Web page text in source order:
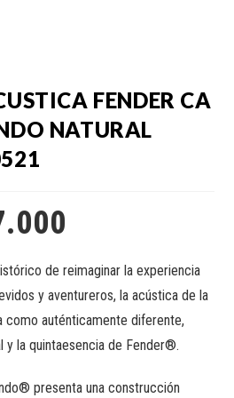
FENDER CA
NATURAL
de reimaginar la experiencia
y aventureros, la acústica de la
como auténticamente diferente,
y la quintaesencia de Fender®.
presenta una construcción